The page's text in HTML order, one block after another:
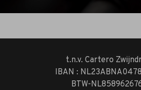
t.n.v. Cartero
IBAN :
BTW-